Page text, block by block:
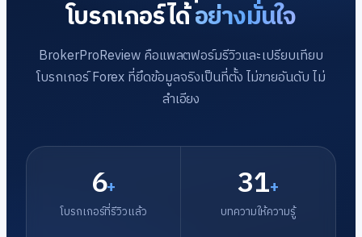
โบรกเกอร์ได้อย่างมั่นใจ
BrokerProReview คือแพลตฟอร์มรีวิวและเปรียบเทียบ
โบรกเกอร์ Forex ที่ยึดข้อมูลจริงเป็นที่ตั้ง ไม่ขายอันดับ ไม่
ลำเอียง
6+
โบรกเกอร์ที่รีวิวแล้ว
31+
บทความให้ความรู้